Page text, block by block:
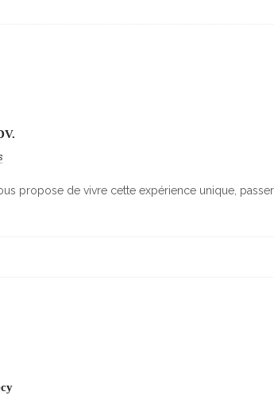
propose de vivre cette expérience unique,